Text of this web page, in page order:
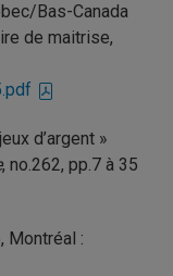
Bas-Canada
de maitrise,
d’argent »
, no.262, pp.7 à 35
Montréal :